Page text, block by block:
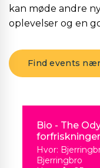
kan møde andre
oplevelser og en
Find events
Bio - The
forfriskninger
Hvor:
Bjerringbro